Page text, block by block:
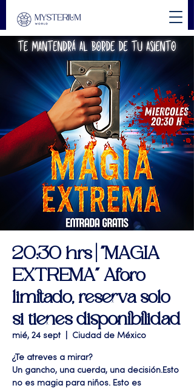
20:30 hrs | "MAGIA
EXTREMA" Aforo
limitado, reserva solo
si tienes disponibilidad
mié, 24 sept Ciudad de México
¿Te atreves a mirar?
Un gancho, una cuerda, una decisión.Esto
no es magia para niños. Esto es